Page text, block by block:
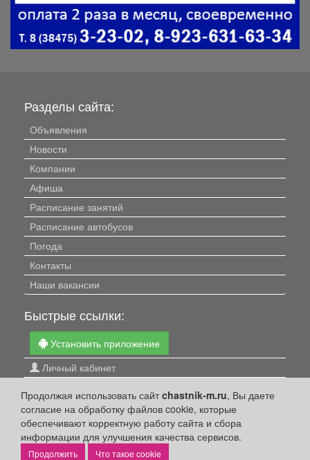
Продолжая использовать сайтchastnik-m.ru, Вы даете
согласие на обработку файлов cookie, которые
обеспечивают корректную работу сайта и сбора
информации для улучшения качества сервисов.
Что такое cookie
Разделы сайта:
Объявления
Новости
Компании
Афиша
Расписание занятий
Расписание автобусов
Погода
Контакты
Наши вакансии
Быстрые ссылки:
Установить приложение
Личный кабинет
Подать объявление в газету
Поздравить
Скачать газету "Частник-М"